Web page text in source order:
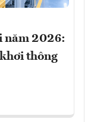
năm 2026:
thông